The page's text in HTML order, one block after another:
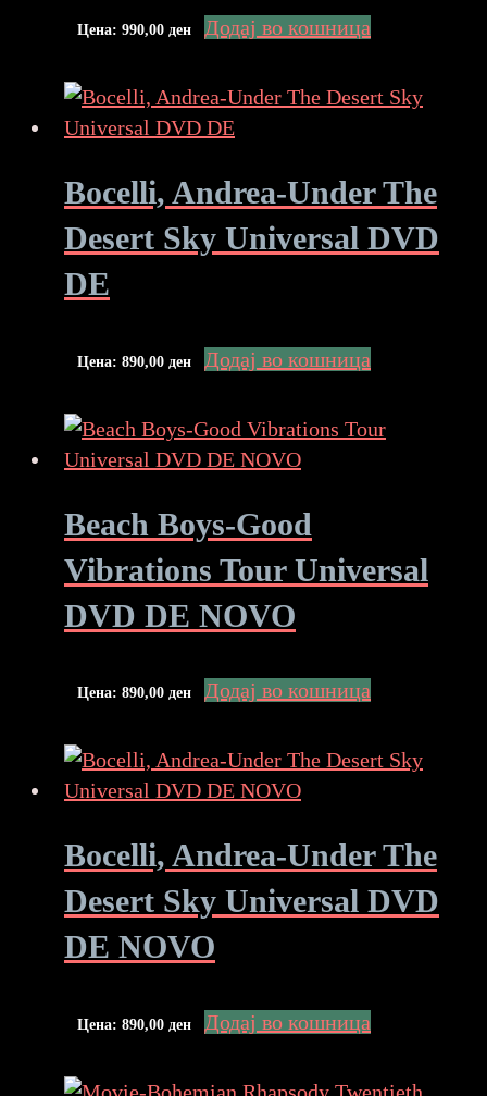
Цена: 990,00 ден Додај во кошница
Bocelli, Andrea-Under The
Desert Sky Universal DVD
DE
Цена: 890,00 ден Додај во кошница
Beach Boys-Good
Vibrations Tour Universal
DVD DE NOVO
Цена: 890,00 ден Додај во кошница
Bocelli, Andrea-Under The
Desert Sky Universal DVD
DE NOVO
Цена: 890,00 ден Додај во кошница